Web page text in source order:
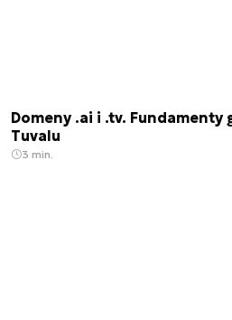
Domeny .ai i .tv.
Tuvalu
3 min.